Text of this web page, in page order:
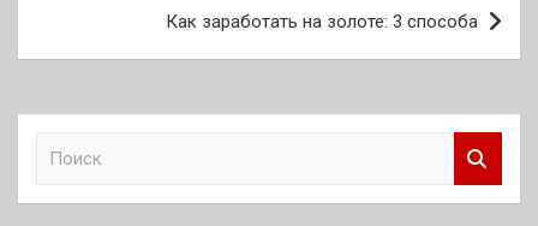
Как заработать на золоте: 3 способа